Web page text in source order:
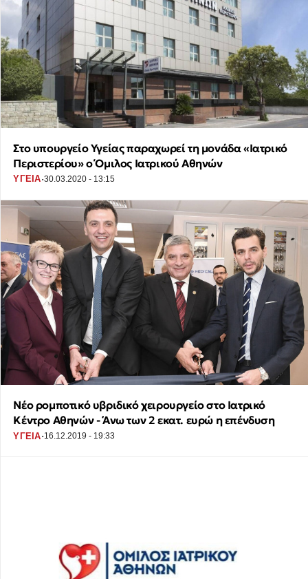
Στο υπουργείο Υγείας παραχωρεί τη μονάδα «Ιατρικό
Περιστερίου» ο Όμιλος Ιατρικού Αθηνών
ΥΓΕΙΑ·30.03.2020 - 13:15
Νέο ρομποτικό υβριδικό χειρουργείο στο Ιατρικό
Κέντρο Αθηνών - Άνω των 2 εκατ. ευρώ η επένδυση
ΥΓΕΙΑ·16.12.2019 - 19:33